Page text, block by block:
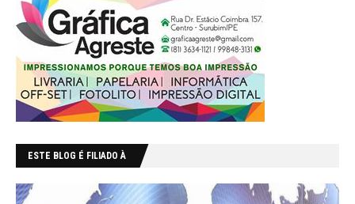
ESTE BLOG É FILIADO À